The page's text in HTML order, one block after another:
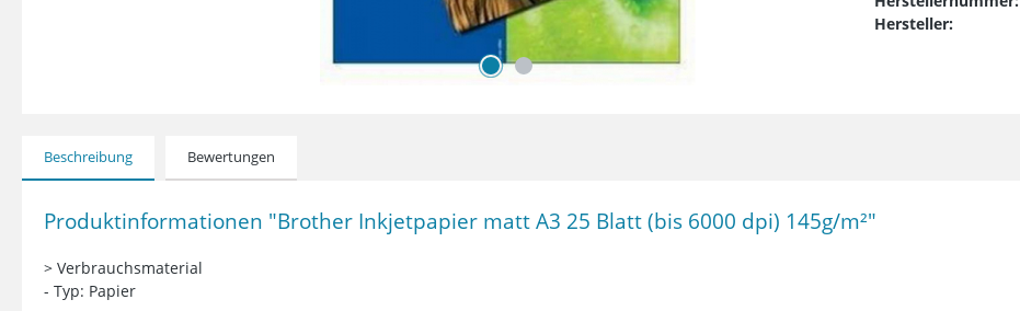
Hersteller:
Beschreibung Bewertungen
Produktinformationen "Brother Inkjetpapier matt A3 25 Blatt (bis 6000 dpi) 145g/m²"
> Verbrauchsmaterial
- Typ: Papier